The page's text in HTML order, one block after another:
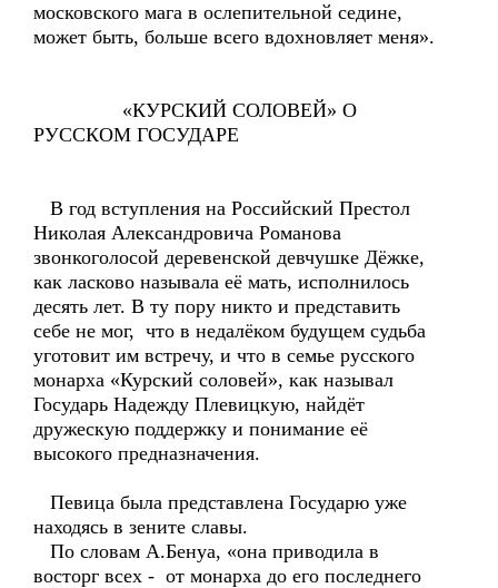
московского мага в ослепительной седине,
может быть, больше всего вдохновляет меня».
«КУРСКИЙ СОЛОВЕЙ» О
РУССКОМ ГОСУДАРЕ
В год вступления на Российский Престол
Николая Александровича Романова
звонкоголосой деревенской девчушке Дёжке,
как ласково называла её мать, исполнилось
десять лет. В ту пору никто и представить
себе не мог, что в недалёком будущем судьба
уготовит им встречу, и что в семье русского
монарха «Курский соловей», как называл
Государь Надежду Плевицкую, найдёт
дружескую поддержку и понимание её
высокого предназначения.
Певица была представлена Государю уже
находясь в зените славы.
По словам А.Бенуа, «она приводила в
восторг всех - от монарха до его последнего